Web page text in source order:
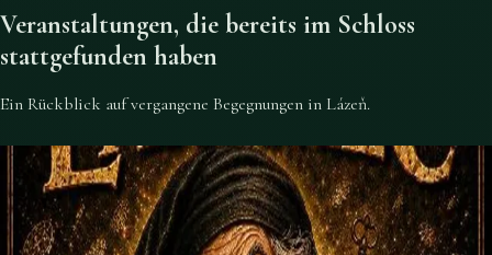
Veranstaltungen, die bereits im Schloss
stattgefunden haben
Ein Rückblick auf vergangene Begegnungen in Lázeň.
5. August 2026 • 20:30
Theateraufführung DER GEIZIGE im Schloss Lázně bei
Chudenice